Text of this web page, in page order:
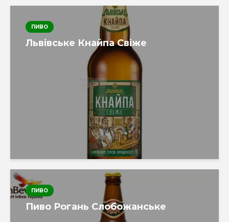
ПИВО
Львівське Кнайпа Свіже
ПИВО
Пиво Рогань Слобожанське